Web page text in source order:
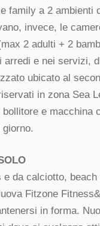
family a 2 ambienti
invece, le
2 adulti + 2
arredi e nei servizi,
ubicato al
in zona Sea
e macchina
e da calciotto,
Fitzone
in forma.